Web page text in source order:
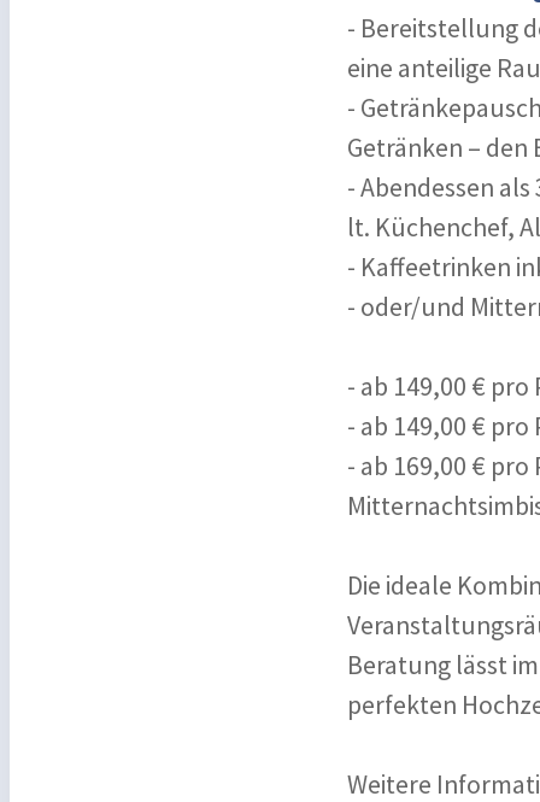
- Bereitstellung
eine anteilige
-
Getränken – den
- Abendessen
lt. Küchenchef,
- Kaffeetrinken
- oder/und
- ab 149,00 €
- ab 149,00 €
- ab 169,00 €
Die ideale
Beratung lässt
perfekten
Weitere